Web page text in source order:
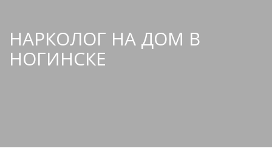
НАРКОЛОГ НА ДОМ В
НОГИНСКЕ